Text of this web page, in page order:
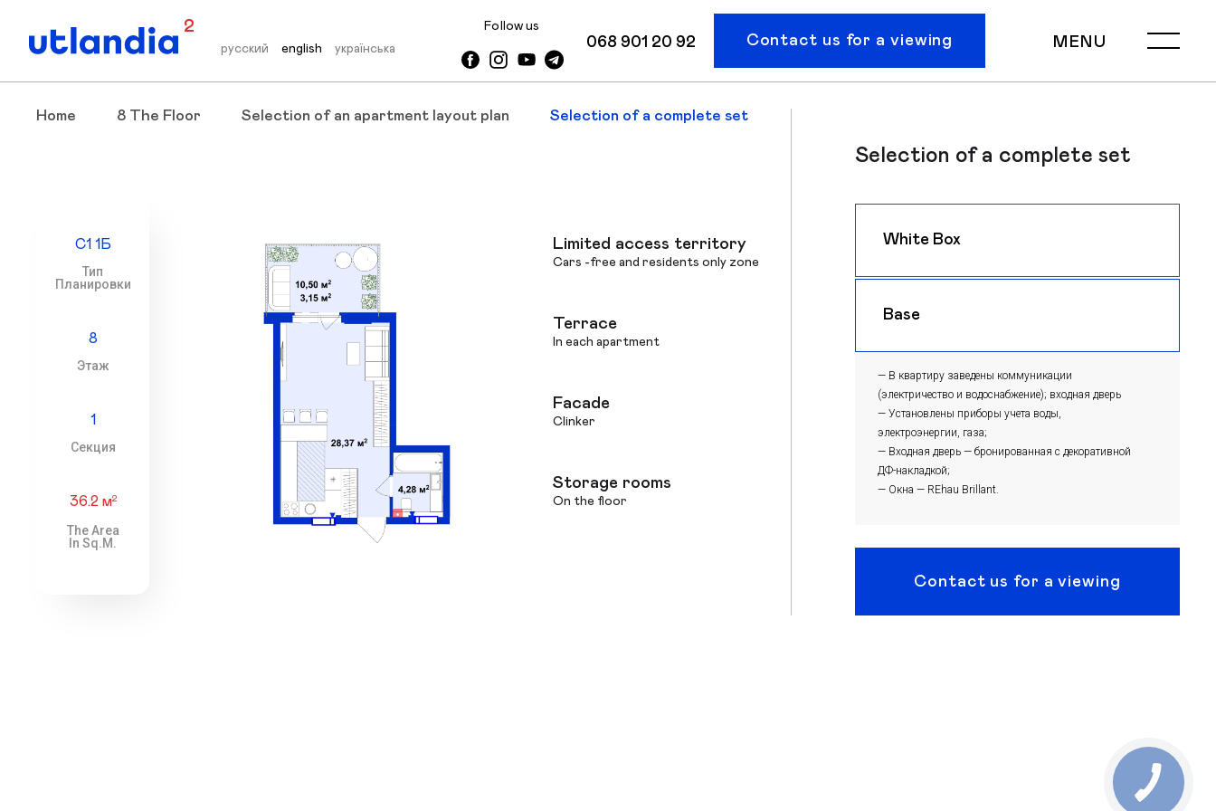
2
русский english українська
Follow us
068 901 20 92 Contact us for a viewing MENU
Home 8 The Floor Selection of an apartment layout plan Selection of a complete set
С1 1Б
Тип
Планировки
8
Этаж
1
Секция
36.2 м2
The Area
In Sq.m.
Limited access territory
Cars -free and residents only zone
Terrace
In each apartment
Facade
Clinker
Storage rooms
On the floor
Selection of a complete set
White Box
Base
— В квартиру заведены коммуникации
(электричество и водоснабжение); входная дверь
— Установлены приборы учета воды,
электроэнергии, газа;
— Входная дверь — бронированная с декоративной
ДФ-накладкой;
— Окна — REhau Brillant.
Contact us for a viewing